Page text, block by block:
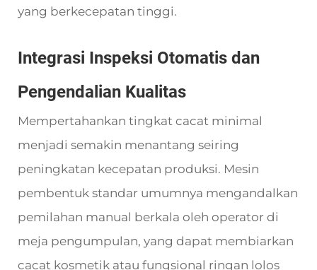
yang berkecepatan tinggi.
Integrasi Inspeksi Otomatis dan
Pengendalian Kualitas
Mempertahankan tingkat cacat minimal
menjadi semakin menantang seiring
peningkatan kecepatan produksi. Mesin
pembentuk standar umumnya mengandalkan
pemilahan manual berkala oleh operator di
meja pengumpulan, yang dapat membiarkan
cacat kosmetik atau fungsional ringan lolos